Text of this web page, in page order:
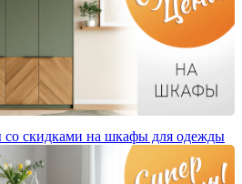
скидками на шкафы для одежды